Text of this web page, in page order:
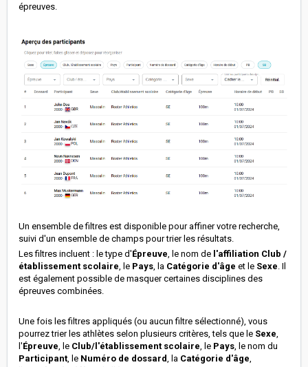
épreuves.
Un ensemble de filtres est disponible pour affiner votre recherche,
suivi d'un ensemble de champs pour trier les résultats.
Les filtres incluent : le type d'Épreuve , le nom de l'affiliation Club /
établissement scolaire , le Pays , la Catégorie d'âge et le Sexe . Il
est également possible de masquer certaines disciplines des
épreuves combinées.
Une fois les filtres appliqués (ou aucun filtre sélectionné), vous
pourrez trier les athlètes selon plusieurs critères, tels que le Sexe
l'Épreuve , le Club/l'établissement scolaire , le Pays , le nom du
Participant , le Numéro de dossard , la Catégorie d'âge